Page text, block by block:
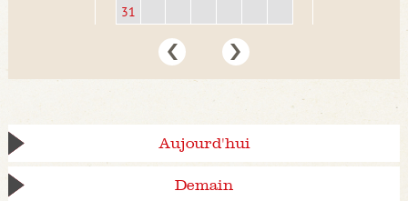
31
Aujourd'hui
Demain